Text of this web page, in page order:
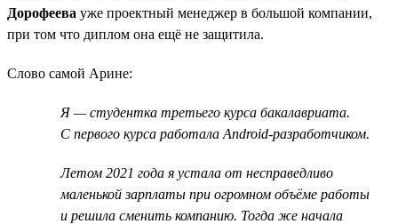
Дорофеева уже проектный менеджер в большой компании,
при том что диплом она ещё не защитила.
Слово самой Арине:
Я — студентка третьего курса бакалавриата.
С первого курса работала Android-разработчиком.
Летом 2021 года я устала от несправедливо
маленькой зарплаты при огромном объёме работы
и решила сменить компанию. Тогда же начала